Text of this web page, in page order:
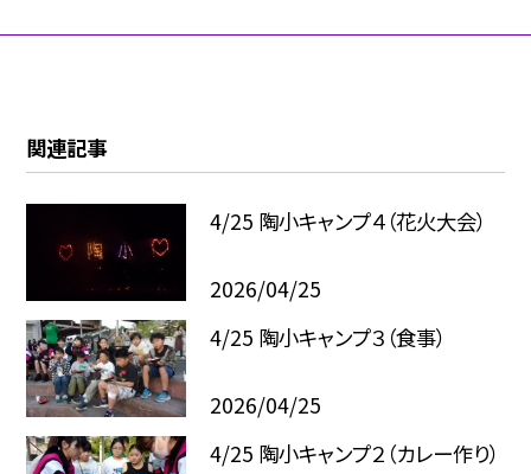
関連記事
4/25 陶小キャンプ４（花火大会）
2026/04/25
4/25 陶小キャンプ３（食事）
2026/04/25
4/25 陶小キャンプ２（カレー作り）